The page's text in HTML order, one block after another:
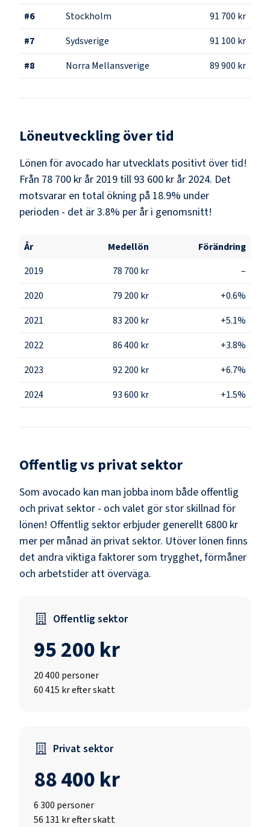
#6 Stockholm
91 700 kr
#7 Sydsverige
91 100 kr
#8 Norra Mellansverige 89 900 kr
Löneutveckling över tid
Lönen för avocado har utvecklats positivt över tid!
Från 78 700 kr år 2019 till 93 600 kr år 2024. Det
motsvarar en total ökning på 18.9% under
perioden - det är 3.8% per år i genomsnitt!
År Medellön
Förändring
2019
78 700 kr
–
2020
79 200 kr
+0.6%
2021
83 200 kr
+5.1%
2022
86 400 kr
+3.8%
2023
92 200 kr
+6.7%
2024
93 600 kr +1.5%
Offentlig vs privat sektor
Som avocado kan man jobba inom både offentlig
och privat sektor - och valet gör stor skillnad för
lönen! Offentlig sektor erbjuder generellt 6800 kr
mer per månad än privat sektor. Utöver lönen finns
det andra viktiga faktorer som trygghet, förmåner
och arbetstider att överväga.
Offentlig sektor
95 200 kr
20 400 personer
60 415 kr efter skatt
Privat sektor
88 400 kr
6 300 personer
56 131 kr efter skatt